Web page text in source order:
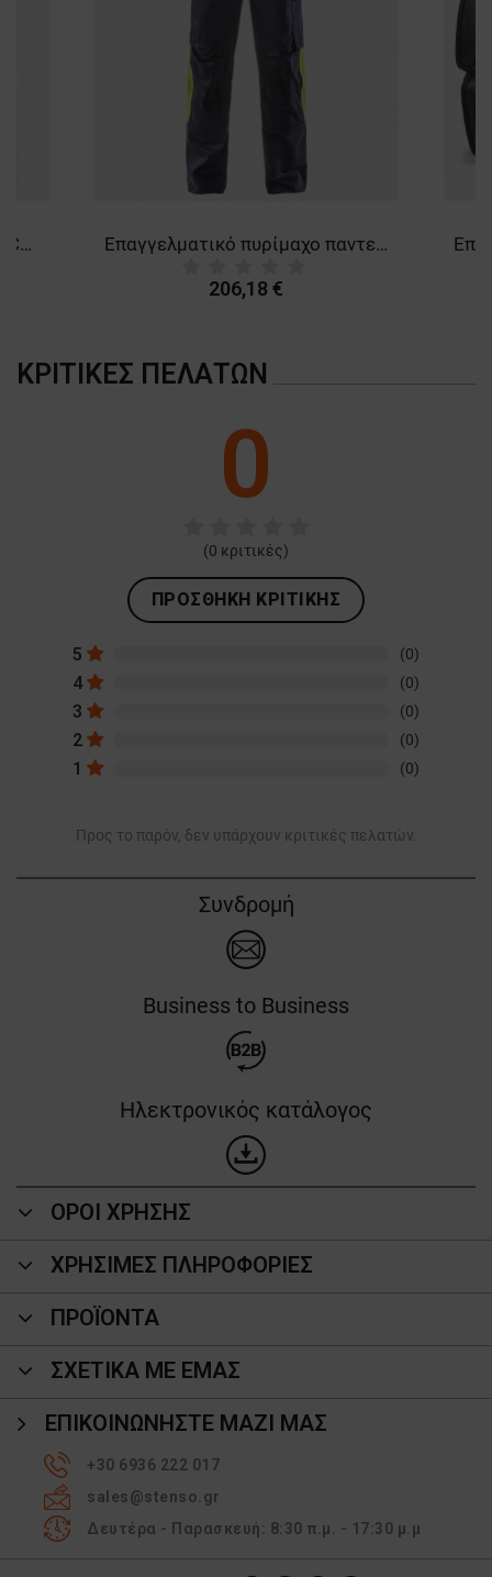
Γυναικείο μπουφάν FRISTADS COPPER PILE FLEECE WHITE Επαγγελματικό πυρίμαχο παντελόνι για συγκόλληση FRISTADS FLAME WELDING DARK BLUE
206,18 €
ΚΡΙΤΙΚΈΣ ΠΕΛΑΤΏΝ
0
(0 κριτικές)
ΠΡΟΣΘΉΚΗ ΚΡΙΤΙΚΉΣ
5 (0)
4 (0)
3 (0)
2 (0)
1 (0)
Προς το παρόν, δεν υπάρχουν κριτικές πελατών.
Συνδρομή
Business to Business
Ηλεκτρονικός κατάλογος
ΟΡΟΙ ΧΡΗΣΗΣ
ΧΡΗΣΙΜΕΣ ΠΛΗΡΟΦΟΡΙΕΣ
ΠΡΟΪΌΝΤΑ
ΣΧΕΤΙΚΑ ΜΕ ΕΜΑΣ
ΕΠΙΚΟΙΝΩΝΉΣΤΕ ΜΑΖΊ ΜΑΣ
+30 6936 222 017
sales@stenso.gr
Δευτέρα - Παρασκευή: 8:30 π.μ. - 17:30 μ.μ
ΛΕΙΤΟΥΡΓΙΚΌΤΗΤΑΣ
ΜΗ ΤΑΞΙΝΟΜΗΜΈΝΑ